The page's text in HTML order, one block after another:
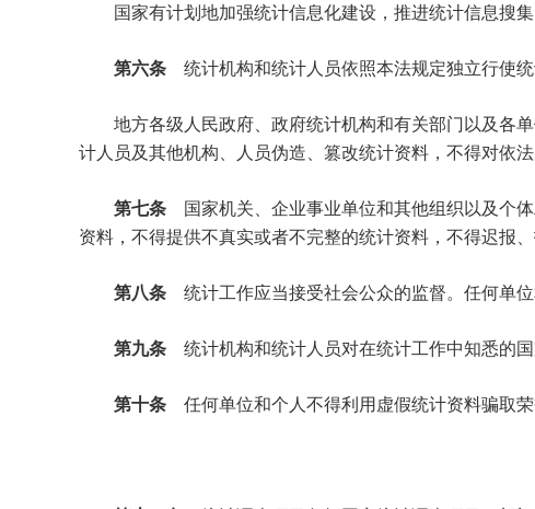
国家有计划地加强统计信息化建设，推进统计信息搜集
第六条 统计机构和统计人员依照本法规定独立行使
地方各级人民政府、政府统计机构和有关部门以及各单
计人员及其他机构、人员伪造、篡改统计资料，不得对依
第七条
国家机关、企业事业单位和其他组织以及个
资料，不得提供不真实或者不完整的统计资料，不得迟报、
第八条 统计工作应当接受社会公众的监督。任何单
第九条 统计机构和统计人员对在统计工作中知悉的
第十条 任何单位和个人不得利用虚假统计资料骗取